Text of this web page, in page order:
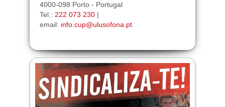
4000-098 Porto - Portugal
Tel.: 222 073 230|
email: info.cup@ulusofona.pt